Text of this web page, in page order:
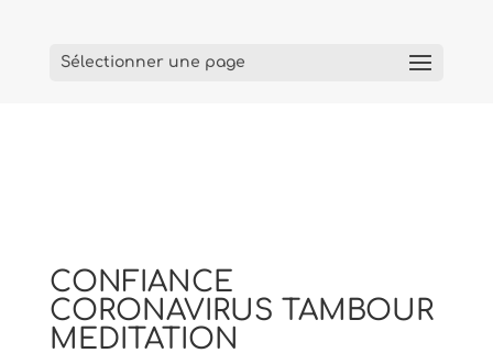
Sélectionner une page
CONFIANCE
CORONAVIRUS TAMBOUR
MEDITATION